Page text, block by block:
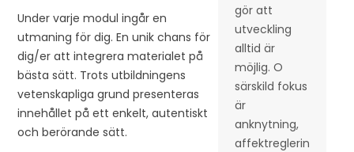
Under varje modul ingår en
utmaning för dig. En unik chans för
dig/er att integrera materialet på
bästa sätt. Trots utbildningens
vetenskapliga grund presenteras
innehållet på ett enkelt, autentiskt
och berörande sätt.
gör att
utveckling
alltid är
möjlig. O
särskild fokus
är
anknytning,
affektreglerin